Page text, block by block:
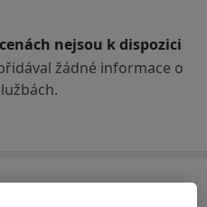
nejsou k dispozici
žádné informace o